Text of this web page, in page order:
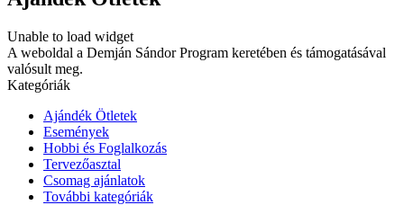
Unable to load widget
A weboldal a Demján Sándor Program keretében és támogatásával
valósult meg.
Kategóriák
Ajándék Ötletek
Események
Hobbi és Foglalkozás
Tervezőasztal
Csomag ajánlatok
További kategóriák